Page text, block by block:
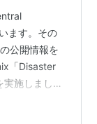
ます。その
公開情報を
「Disaster
施しまし
ます。 目次